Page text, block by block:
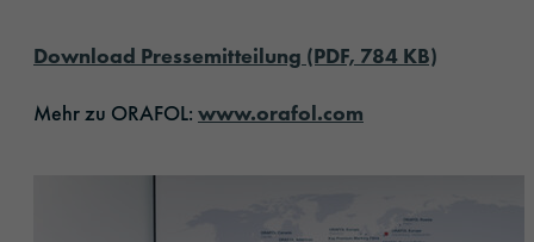
Download Pressemitteilung (PDF, 784 KB)
Mehr zu ORAFOL: www.orafol.com